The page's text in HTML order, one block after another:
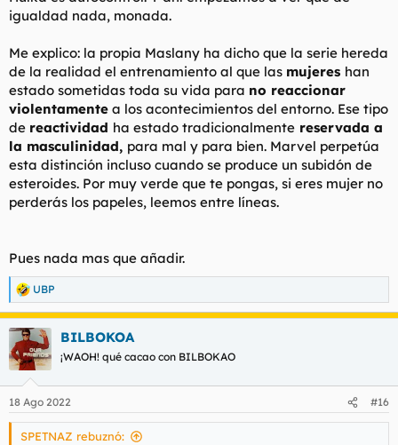
igualdad nada, monada.
Me explico: la propia Maslany ha dicho que la serie hereda
de la realidad el entrenamiento al que las mujeres han
estado sometidas toda su vida para no reaccionar
violentamente a los acontecimientos del entorno. Ese tipo
de reactividad ha estado tradicionalmente reservada a
la masculinidad, para mal y para bien. Marvel perpetúa
esta distinción incluso cuando se produce un subidón de
esteroides. Por muy verde que te pongas, si eres mujer no
perderás los papeles, leemos entre líneas.
Pues nada mas que añadir.
R
e
a
c
c
i
e
s
UBP
BILBOKOA
¡WAOH! qué cacao con BILBOKAO
18 Ago 2022 #16
SPETNAZ rebuznó: